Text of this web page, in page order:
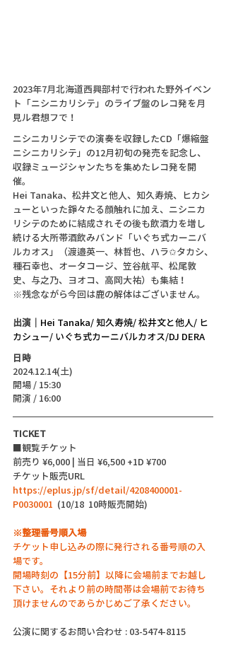
2023年7月北海道西興部村で行われた野外イベン
ト「ニシニカリシテ」のライブ盤のレコ発を月
見ル君想フで！
ニシニカリシテでの演奏を収録したCD「爆縮盤
ニシニカリシテ」の12月初旬の発売を記念し、
収録ミュージシャンたちを集めたレコ発を開
催。
Hei Tanaka、松井文と他人、知久寿焼、ヒカシ
ューといった錚々たる顔触れに加え、ニシニカ
リシテのために結成されその後も飲酒力を増し
続ける大所帯酒飲みバンド「いぐち式カーニバ
ルカオス」（渡邉英一、林哲也、ハラ✩タカシ、
種石幸也、オータコージ、笠谷航平、松尾敦
史、与之乃、ヨオコ、高岡大祐）も集結！
※残念ながら今回は鹿の解体はございません。
出演｜ Hei Tanaka/ 知久寿焼/ 松井文と他人/ ヒ
カシュー/ いぐち式カーニバルカオス/DJ DERA
日時
2024.12.14(土)
開場 / 15:30
開演 / 16:00
TICKET
■観覧チケット
前売り ¥6,000 | 当日 ¥6,500 +1D ¥700
チケット販売URL
https://eplus.jp/sf/detail/4208400001-
P0030001
  (10/18  10時販売開始)
※整理番号順入場
チケット申し込みの際に発行される番号順の入
場です。
開場時刻の【15分前】以降に会場前までお越し
下さい。それより前の時間帯は会場前でお待ち
頂けませんのであらかじめご了承ください。
公演に関するお問い合わせ : 03-5474-8115